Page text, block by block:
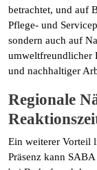
betrachtet, und auf
Pflege- und
sondern auch auf
umweltfreundlicher
und nachhaltiger
Regionale
Ein weiterer Vorteil
Präsenz kann